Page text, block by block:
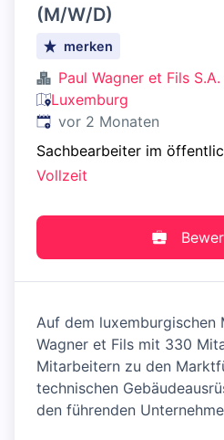
(M/W/D)
merken
Paul Wagner et Fils S.A.
Luxemburg
Veröffentlicht:
vor 2 Monaten
Sachbearbeiter im
Vollzeit
Auf dem luxemburgischen
Wagner et Fils mit 330
Mitarbeitern zu den
technischen
den führenden